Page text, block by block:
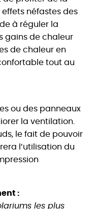
effets néfastes des
à réguler la
gains de chaleur
de chaleur en
tout au
ou des panneaux
la ventilation.
le fait de pouvoir
l’utilisation du
:
les plus